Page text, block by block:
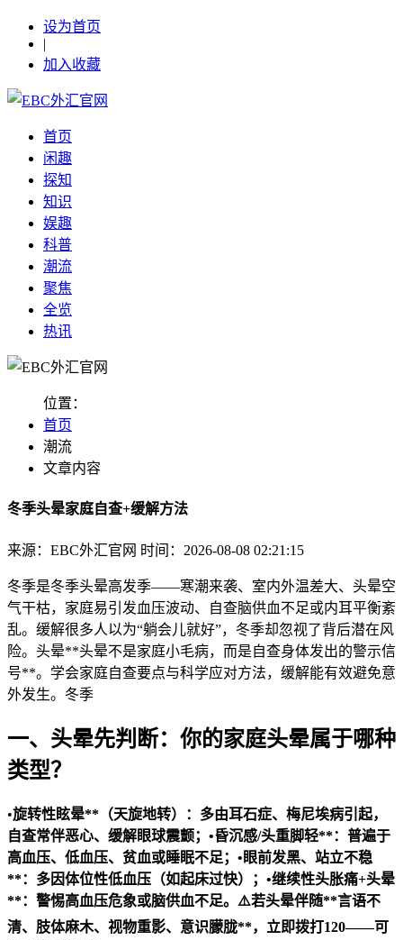
设为首页
|
加入收藏
首页
闲趣
探知
知识
娱趣
科普
潮流
聚焦
全览
热讯
位置：
首页
潮流
文章内容
冬季头晕家庭自查+缓解方法
来源：EBC外汇官网 时间：2026-08-08 02:21:15
冬季是冬季头晕高发季——寒潮来袭、室内外温差大、头晕空
气干枯，家庭易引发血压波动、自查脑供血不足或内耳平衡紊
乱。缓解很多人以为“躺会儿就好”，冬季却忽视了背后潜在风
险。头晕**头晕不是家庭小毛病，而是自查身体发出的警示信
号**。学会家庭自查要点与科学应对方法，缓解能有效避免意
外发生。冬季
一、头晕先判断：你的家庭头晕属于哪种
类型？
•旋转性眩晕**（天旋地转）：多由耳石症、梅尼埃病引起，
自查常伴恶心、缓解眼球震颤；•昏沉感/头重脚轻**：普遍于
高血压、低血压、贫血或睡眠不足；•眼前发黑、站立不稳
**：多因体位性低血压（如起床过快）；•继续性头胀痛+头晕
**：警惕高血压危象或脑供血不足。⚠️若头晕伴随**言语不
清、肢体麻木、视物重影、意识朦胧**，立即拨打120——可